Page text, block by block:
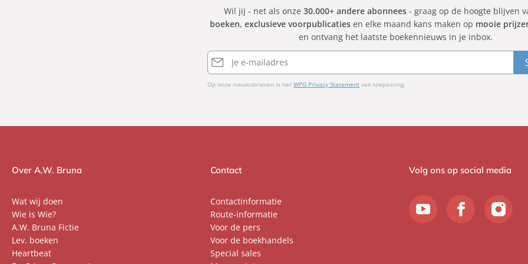
Wil jij - net als onze30.000+ andere abonnees - graag op de hoogte blijven
boeken,exclusieve voorpublicaties en elke maand kans maken op mooie
en ontvang het laatste boekennieuws in je inbox.
E-
mailadres
Op onze nieuwsbrieven is het WPG Privacy Statementvan toepassing.
Over A.W. Bruna
Wat wij doen
Wie is Wie?
A.W. Bruna Fictie
Lev. boeken
Heartbeat
Contact
Contactinformatie
Route-informatie
Voor de pers
Voor de boekhandels
Special sales
Volg ons op social media